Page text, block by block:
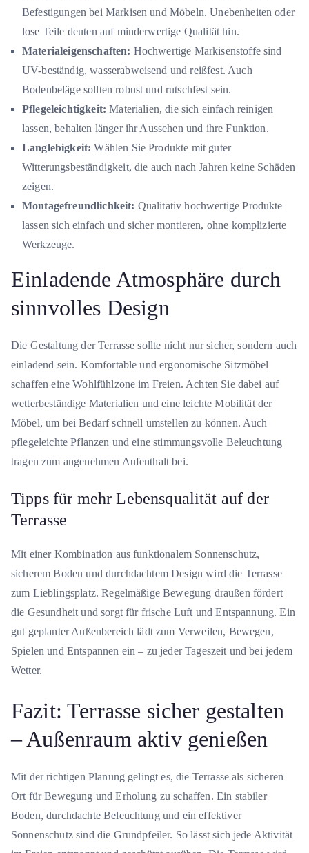
Befestigungen bei Markisen und Möbeln. Unebenheiten oder
lose Teile deuten auf minderwertige Qualität hin.
Materialeigenschaften: Hochwertige Markisenstoffe sind
UV-beständig, wasserabweisend und reißfest. Auch
Bodenbeläge sollten robust und rutschfest sein.
Pflegeleichtigkeit: Materialien, die sich einfach reinigen
lassen, behalten länger ihr Aussehen und ihre Funktion.
Langlebigkeit: Wählen Sie Produkte mit guter
Witterungsbeständigkeit, die auch nach Jahren keine Schäden
zeigen.
Montagefreundlichkeit: Qualitativ hochwertige Produkte
lassen sich einfach und sicher montieren, ohne komplizierte
Werkzeuge.
Einladende Atmosphäre durch
sinnvolles Design
Die Gestaltung der Terrasse sollte nicht nur sicher, sondern auch
einladend sein. Komfortable und ergonomische Sitzmöbel
schaffen eine Wohlfühlzone im Freien. Achten Sie dabei auf
wetterbeständige Materialien und eine leichte Mobilität der
Möbel, um bei Bedarf schnell umstellen zu können. Auch
pflegeleichte Pflanzen und eine stimmungsvolle Beleuchtung
tragen zum angenehmen Aufenthalt bei.
Tipps für mehr Lebensqualität auf der
Terrasse
Mit einer Kombination aus funktionalem Sonnenschutz,
sicherem Boden und durchdachtem Design wird die Terrasse
zum Lieblingsplatz. Regelmäßige Bewegung draußen fördert
die Gesundheit und sorgt für frische Luft und Entspannung. Ein
gut geplanter Außenbereich lädt zum Verweilen, Bewegen,
Spielen und Entspannen ein – zu jeder Tageszeit und bei jedem
Wetter.
Fazit: Terrasse sicher gestalten
– Außenraum aktiv genießen
Mit der richtigen Planung gelingt es, die Terrasse als sicheren
Ort für Bewegung und Erholung zu schaffen. Ein stabiler
Boden, durchdachte Beleuchtung und ein effektiver
Sonnenschutz sind die Grundpfeiler. So lässt sich jede Aktivität